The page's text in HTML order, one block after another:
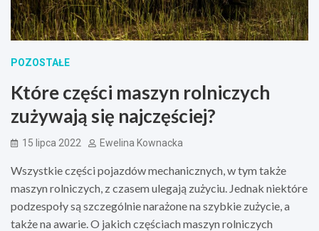
POZOSTAŁE
Które części maszyn rolniczych
zużywają się najczęściej?
15 lipca 2022 Ewelina Kownacka
Wszystkie części pojazdów mechanicznych, w tym także
maszyn rolniczych, z czasem ulegają zużyciu. Jednak niektóre
podzespoły są szczególnie narażone na szybkie zużycie, a
także na awarie. O jakich częściach maszyn rolniczych